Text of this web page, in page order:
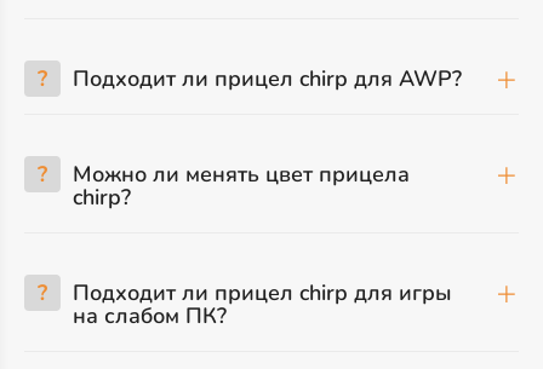
? Подходит ли прицел chirp для AWP?
? Можно ли менять цвет прицела
chirp?
? Подходит ли прицел chirp для игры
на слабом ПК?